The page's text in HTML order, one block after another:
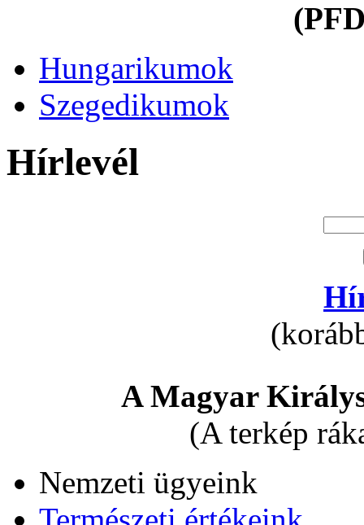
Hungarikumok
Szegedikumok
Hírlevél
A Magyar
(A terkép
Nemzeti ügyeink